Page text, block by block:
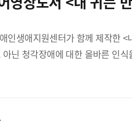
인생애지원센터가 함께 제작한
닌 청각장애에 대한 올바른 인